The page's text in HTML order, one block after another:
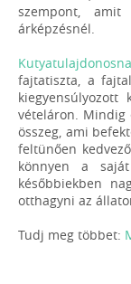
szempont,
árképzésnél.
fajtatiszta, a
vételáron. Mindig
összeg, ami
feltünően
könnyen a
későbbiekben
otthagyni az
Tudj meg többet: